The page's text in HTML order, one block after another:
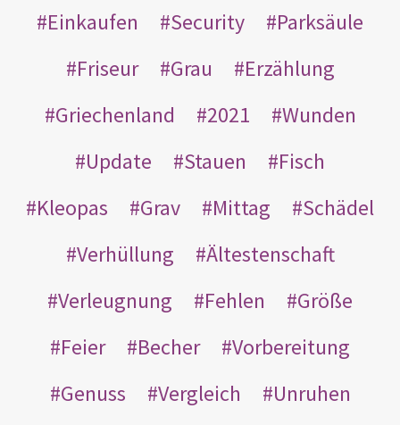
Einkaufen Security
Parksäule
Friseur
Grau
Erzählung
Griechenland
2021
Wunden
Update
Stauen
Fisch
Kleopas
Grav Mittag
Schädel
Verhüllung
Ältestenschaft
Verleugnung
Fehlen
Größe
Feier
Becher
Vorbereitung
Genuss
Vergleich
Unruhen